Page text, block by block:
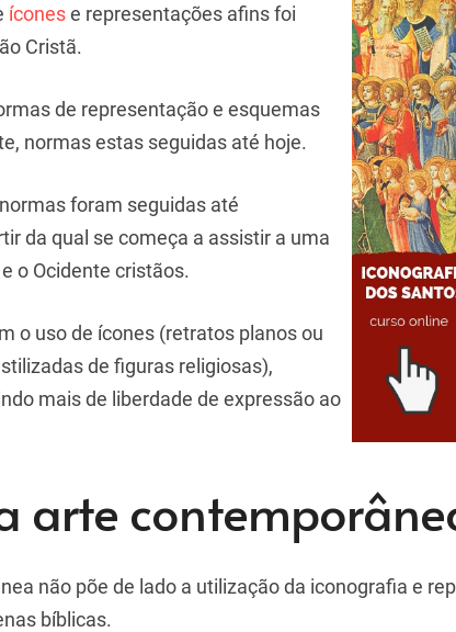
íconese representações afins foi
Cristã.
de representação e esquemas
normas estas seguidas até hoje.
foram seguidas até
da qual se começa a assistir a uma
o Ocidente cristãos.
o uso de ícones (retratos planos ou
de figuras religiosas),
mais de liberdade de expressão ao
arte
não põe de lado a utilização da iconografia e
bíblicas.